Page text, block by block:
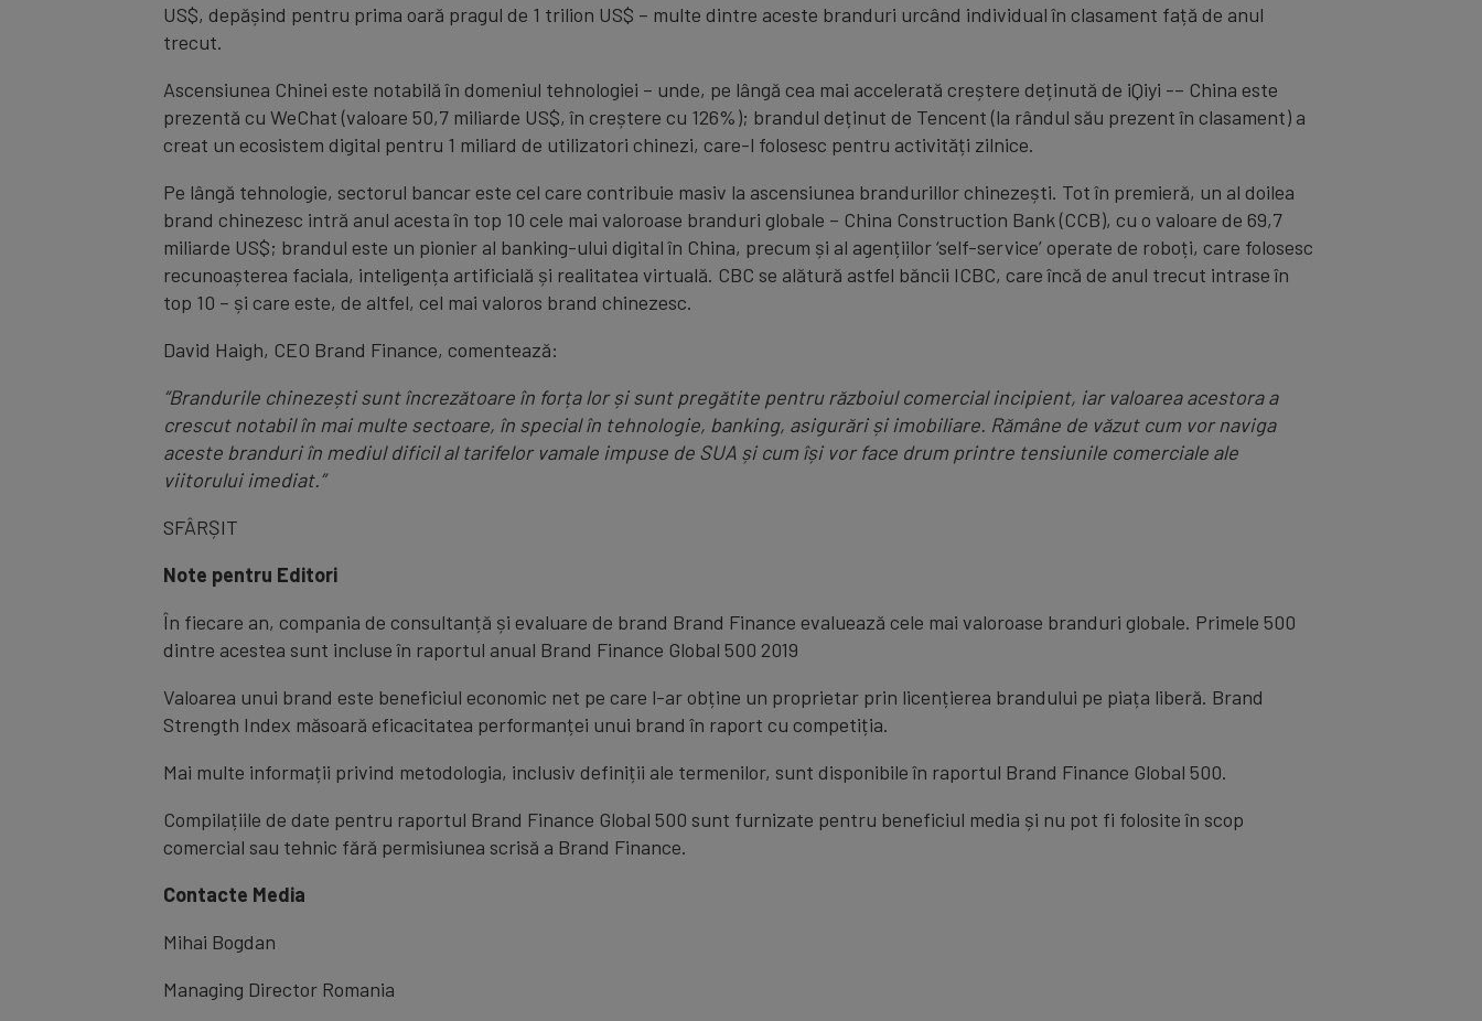
US$, depășind pentru prima oară pragul de 1 trilion US$ – multe dintre aceste branduri urcând individual în clasament față de anul
trecut.
Ascensiunea Chinei este notabilă în domeniul tehnologiei – unde, pe lângă cea mai accelerată creștere deținută de iQiyi -– China este
prezentă cu WeChat (valoare 50,7 miliarde US$, în creștere cu 126%); brandul deținut de Tencent (la rândul său prezent în clasament) a
creat un ecosistem digital pentru 1 miliard de utilizatori chinezi, care-l folosesc pentru activități zilnice.
Pe lângă tehnologie, sectorul bancar este cel care contribuie masiv la ascensiunea brandurillor chinezești. Tot în premieră, un al doilea
brand chinezesc intră anul acesta în top 10 cele mai valoroase branduri globale – China Construction Bank (CCB), cu o valoare de 69,7
miliarde US$; brandul este un pionier al banking-ului digital în China, precum și al agențiilor ‘self-service’ operate de roboți, care folosesc
recunoașterea faciala, inteligența artificială și realitatea virtuală. CBC se alătură astfel băncii ICBC, care încă de anul trecut intrase în
top 10 – și care este, de altfel, cel mai valoros brand chinezesc.
David Haigh, CEO Brand Finance, comentează:
“Brandurile chinezești sunt încrezătoare în forța lor și sunt pregătite pentru războiul comercial incipient, iar valoarea acestora a
crescut notabil în mai multe sectoare, în special în tehnologie, banking, asigurări și imobiliare. Rămâne de văzut cum vor naviga
aceste branduri în mediul dificil al tarifelor vamale impuse de SUA și cum își vor face drum printre tensiunile comerciale ale
viitorului imediat.”
SFÂRȘIT
Note pentru Editori
În fiecare an, compania de consultanță și evaluare de brand Brand Finance evaluează cele mai valoroase branduri globale. Primele 500
dintre acestea sunt incluse în raportul anual Brand Finance Global 500 2019
Valoarea unui brand este beneficiul economic net pe care l-ar obține un proprietar prin licențierea brandului pe piața liberă. Brand
Strength Index măsoară eficacitatea performanței unui brand în raport cu competiția.
Mai multe informații privind metodologia, inclusiv definiții ale termenilor, sunt disponibile în raportul Brand Finance Global 500.
Compilațiile de date pentru raportul Brand Finance Global 500 sunt furnizate pentru beneficiul media și nu pot fi folosite în scop
comercial sau tehnic fără permisiunea scrisă a Brand Finance.
Contacte Media
Mihai Bogdan
Managing Director Romania